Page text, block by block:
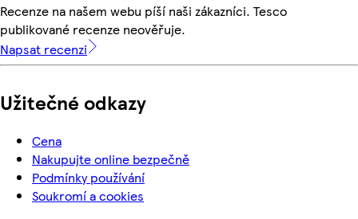
Recenze na našem webu píší naši zákazníci. Tesco
publikované recenze neověřuje.
Napsat recenzi
Užitečné odkazy
Cena
Nakupujte online bezpečně
Podmínky používání
Soukromí a cookies